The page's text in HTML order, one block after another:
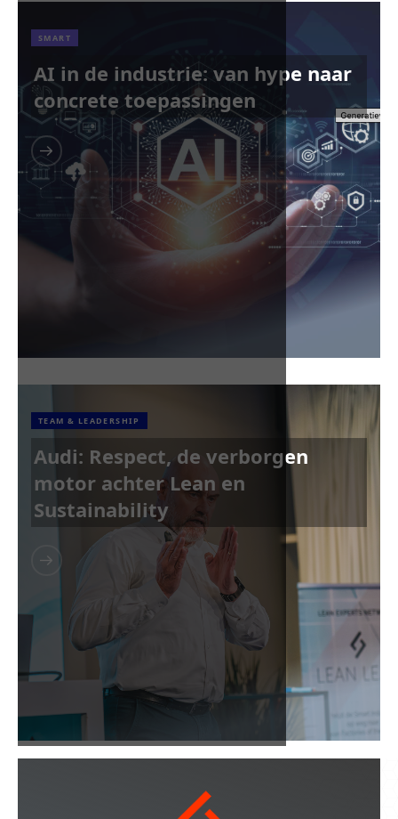
SMART
AI in de industrie: van hype naar
concrete toepassingen
TEAM & LEADERSHIP
Audi: Respect, de verborgen
motor achter Lean en
Sustainability